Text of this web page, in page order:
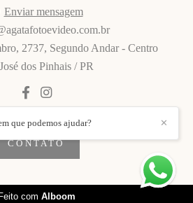
Enviar mensagem
2737, Segundo Andar - Centro
dos Pinhais / PR
CONTATO
✕
que podemos ajudar?
Feito com Alboom